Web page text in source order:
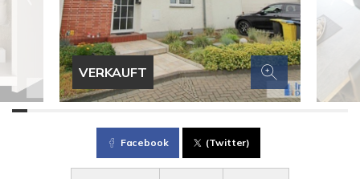
VERKAUFT
Facebook (Twitter)